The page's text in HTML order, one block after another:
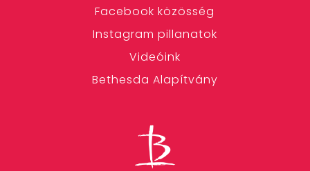
Facebook közösség
Instagram pillanatok
Videóink
Bethesda Alapítvány